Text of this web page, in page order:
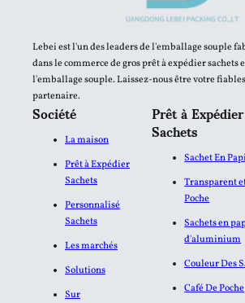
Lebei est l'un des leaders de l'emballage souple
dans le commerce de gros prêt à expédier sachets
l'emballage souple. Laissez-nous être votre
partenaire.
Société
La maison
Prêt à Expédier
Sachets
Personnalisé
Sachets
Les marchés
Solutions
Sur
Prêt à Expédier
Sachets
Sachet En
Transparent
Poche
Sachets en
d'aluminium​
Couleur Des
Café De Poche